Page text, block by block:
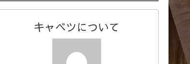
キャベツについて